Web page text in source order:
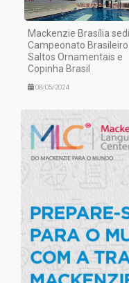
Mackenzie Brasília
Campeonato
Saltos Ornamentais e
Copinha Brasil
08/05/2024